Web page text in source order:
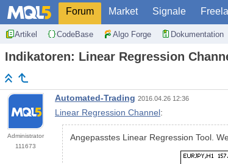
Forum Market Signale
Artikel CodeBase Algo Forge Dokumentation
Indikatoren: Linear Regression
Administrator
111673
Automated-Trading 2016.04.26 12:36
Linear Regression Channel:
Angepasstes Linear Regression Tool.